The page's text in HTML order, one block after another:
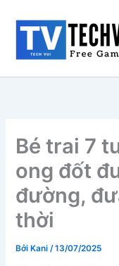
dung
Bé trai 7
ong đốt
đường,
thời
Bởi Kani/13/07/2025